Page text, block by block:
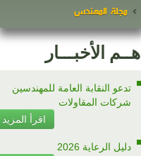
مجلة المهندس
أهــم الأخبـــار
تدعو النقابة العامة للمهندسين
شركات المقاولات
اقرأ المزيد
دليل الرعاية 2026